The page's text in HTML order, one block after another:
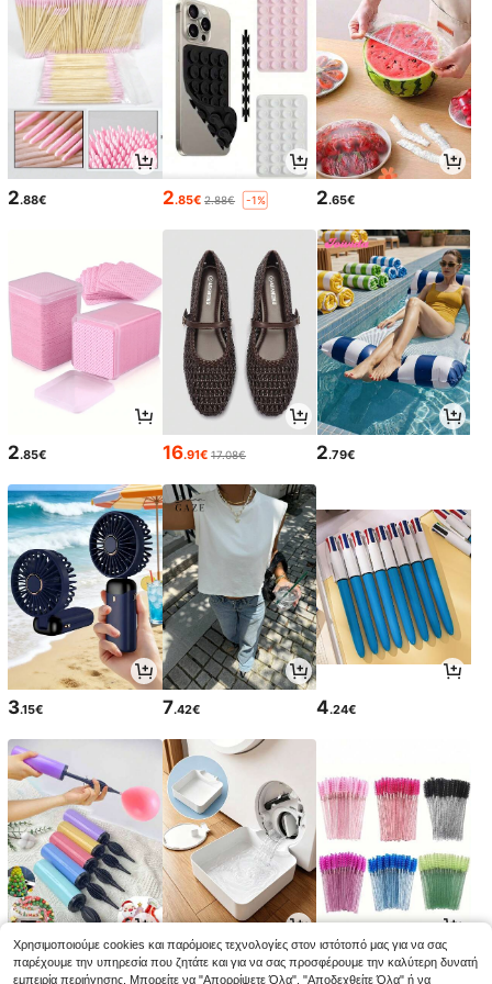
2.88€ 2.85€ 2.88€ -1% 2.65€
2.85€ 16.91€ 17.08€ 2.79€
3.15€ 7.42€ 4.24€
2.95€2.97€ 2 .78€ 2.85€2.88€ -1%
Χρησιμοποιούμε cookies και παρόμοιες τεχνολογίες στον ιστότοπό μας για να σας
παρέχουμε την υπηρεσία που ζητάτε και για να σας προσφέρουμε την καλύτερη δυνατή
εμπειρία περιήγησης. Μπορείτε να "Απορρίψετε Όλα", "Αποδεχθείτε Όλα" ή να